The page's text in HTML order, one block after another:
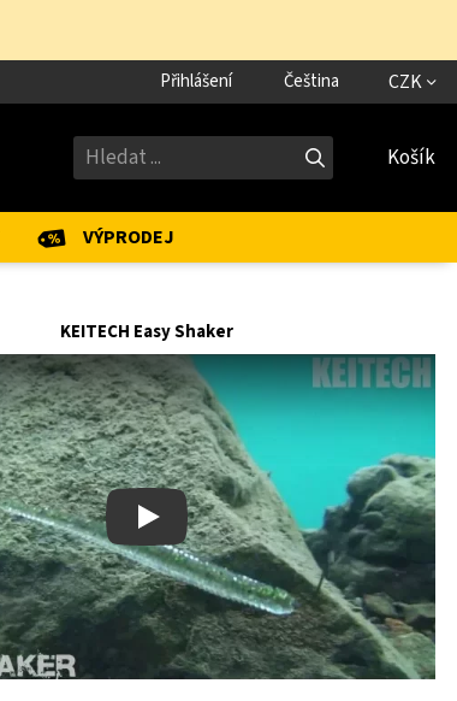
Přihlášení Čeština CZK
Košík
VÝPRODEJ
KEITECH Easy Shaker
Play